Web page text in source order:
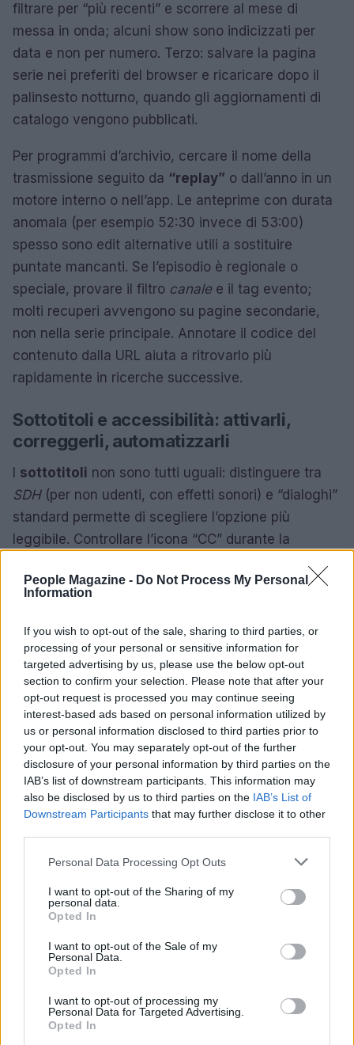
People Magazine - Do Not Process My Personal
Information
If you wish to opt-out of the sale, sharing to third parties, or
processing of your personal or sensitive information for
targeted advertising by us, please use the below opt-out
section to confirm your selection. Please note that after your
opt-out request is processed you may continue seeing
interest-based ads based on personal information utilized by
us or personal information disclosed to third parties prior to
your opt-out. You may separately opt-out of the further
disclosure of your personal information by third parties on the
IAB’s list of downstream participants. This information may
also be disclosed by us to third parties on the IAB’s List of
Downstream Participants that may further disclose it to other
Please note that this website/app uses one or more Google
not limited to your visit or usage behaviour. You may click to
grant or deny consent to Google and its third-party tags to
use your data for below specified purposes in below Google
consent section.
Personal Data Processing Opt Outs
I want to opt-out of the Sharing of my
personal data.
Opted In
I want to opt-out of the Sale of my
Personal Data.
Opted In
I want to opt-out of processing my
Personal Data for Targeted Advertising.
Opted In
filtrare per “più recenti” e scorrere al mese di
messa in onda; alcuni show sono indicizzati per
data e non per numero. Terzo: salvare la pagina
serie nei preferiti del browser e ricaricare dopo il
palinsesto notturno, quando gli aggiornamenti di
catalogo vengono pubblicati.
Per programmi d’archivio, cercare il nome della
trasmissione seguito da “replay” o dall’anno in un
motore interno o nell’app. Le anteprime con durata
anomala (per esempio 52:30 invece di 53:00)
spesso sono edit alternative utili a sostituire
puntate mancanti. Se l’episodio è regionale o
speciale, provare il filtro canalee il tag evento;
molti recuperi avvengono su pagine secondarie,
non nella serie principale. Annotare il codice del
contenuto dalla URL aiuta a ritrovarlo più
rapidamente in ricerche successive.
Sottotitoli e accessibilità: attivarli,
correggerli, automatizzarli
sottotitoli non sono tutti uguali: distinguere tra
SDH(per non udenti, con effetti sonori) e “dialoghi”
standard permette di scegliere l’opzione più
leggibile. Controllare l’icona “CC” durante la
nel profilo. Per migliorare la leggibilità, aumentare
accessibilità di sistema: l’app eredita spesso quelle
scelte. Se la sincronizzazione è fuori tempo,
mettere in pausa e riprendere la riproduzione
riallinea il flusso nel 90% dei casi; in alternativa,
passare daWi-Fia dati o viceversa forza un
refresh della traccia.
Quando un titolo non offre sottotitoli, aggiungerlo ai
preferiti e controllare entro 24-48 ore: alcune
piattaforme caricano la traccia testuale dopo la
messa in onda. Per contenuti in lingua originale,
impostare italiano come “default” nel profilo e
disattivare il mix automaticodella lingua: evita
switch indesiderati durante le maratone. Tenere
per visioni in compagnia di persone con diverse
esigenze.
Workflow da 5 minuti: il recupero lampo
pre-aperitivo